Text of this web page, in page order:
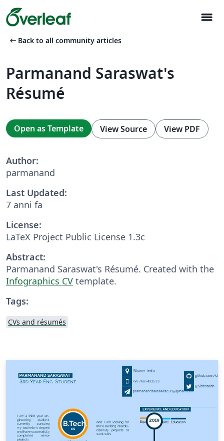
menu
arrow_left_alt Back to all community articles
Parmanand Saraswat's
Résumé
Open as Template View Source View PDF
Author:
parmanand
Last Updated:
7 anni fa
License:
LaTeX Project Public License 1.3c
Abstract:
Parmanand Saraswat's Résumé. Created with the
Infographics CV template.
Tags:
CVs and résumés